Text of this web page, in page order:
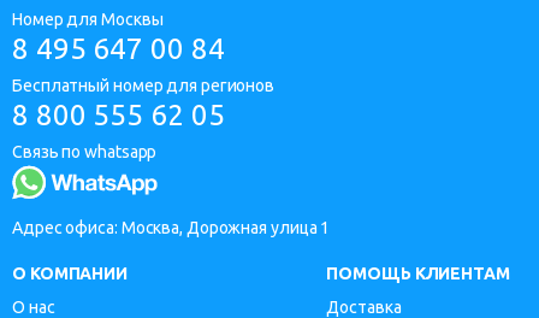
Номер для Москвы
8 495 647 00 84
Бесплатный номер для регионов
8 800 555 62 05
Связь по whatsapp
Адрес офиса: Москва, Дорожная улица 1
О КОМПАНИИ
О нас
ПОМОЩЬ КЛИЕНТАМ
Доставка